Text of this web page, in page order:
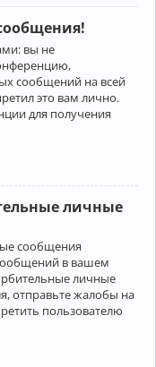
вы не
сообщений на всей
это вам лично.
для получения
личные
сообщения
в вашем
личные
отправьте жалобы на
пользователю